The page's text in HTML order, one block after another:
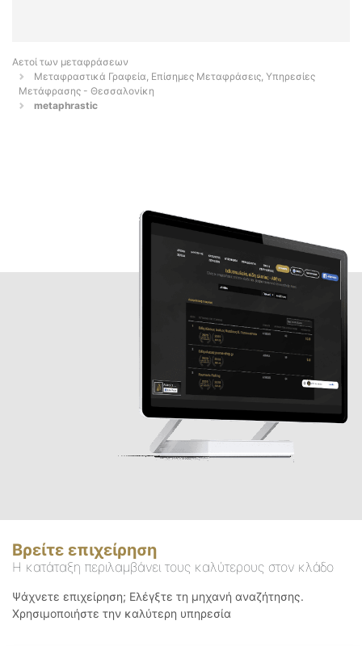
Αετοί των μεταφράσεων
Μεταφραστικά Γραφεία, Επίσημες Μεταφράσεις, Υπηρεσίες
Μετάφρασης - Θεσσαλονίκη
metaphrastic
Βρείτε επιχείρηση
Η κατάταξη περιλαμβάνει τους καλύτερους στον κλάδο
Ψάχνετε επιχείρηση; Ελέγξτε τη μηχανή αναζήτησης.
Χρησιμοποιήστε την καλύτερη υπηρεσία